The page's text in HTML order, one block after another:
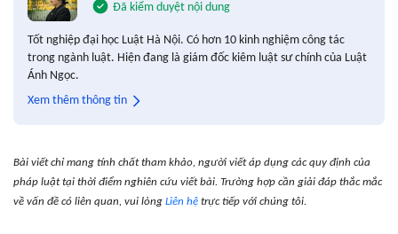
Đã kiểm duyệt nội dung
Tốt nghiệp đại học Luật Hà Nội. Có hơn 10 kinh nghiệm công tác
trong ngành luật. Hiện đang là giám đốc kiêm luật sư chính của Luật
Ánh Ngọc.
Xem thêm thông tin
Bài viết chỉ mang tính chất tham khảo, người viết áp dụng các quy định của
pháp luật tại thời điểm nghiên cứu viết bài. Trường hợp cần giải đáp thắc mắc
về vấn đề có liên quan, vui lòng Liên hệ trực tiếp với chúng tôi.